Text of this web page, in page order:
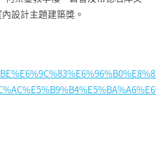
設計主題建築獎。